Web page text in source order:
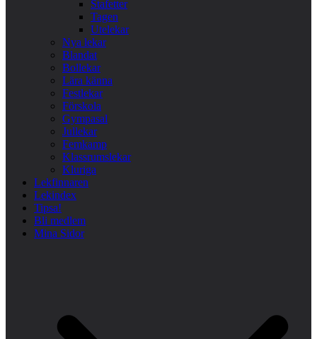
Stafetter
Tagen
Utelekar
Nya lekar
Blandat
Bollekar
Lära känna
Festlekar
Förskola
Gympasal
Jullekar
Femkamp
Klassrumslekar
Kluriga
Lekfinnaren
Lekindex
Tipsa!
Bli medlem
Mina Sidor